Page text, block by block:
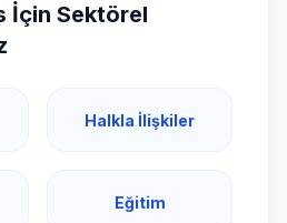
İçin Sektörel
Halkla İlişkiler
Eğitim